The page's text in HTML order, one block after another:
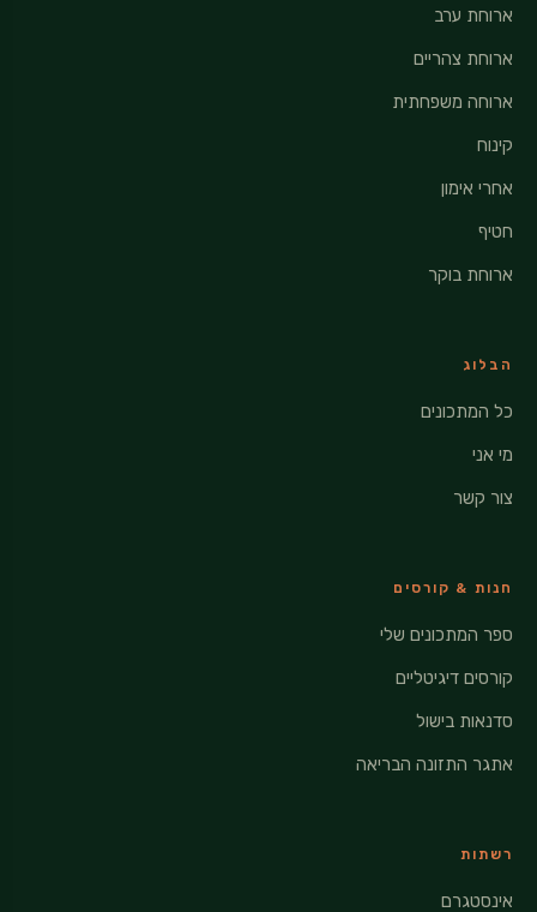
ארוחת ערב
ארוחת צהריים
ארוחה משפחתית
קינוח
אחרי אימון
חטיף
ארוחת בוקר
הבלוג
כל המתכונים
מי אני
צור קשר
חנות & קורסים
ספר המתכונים שלי
קורסים דיגיטליים
סדנאות בישול
אתגר התזונה הבריאה
רשתות
אינסטגרם